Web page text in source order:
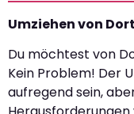
Umziehen von
Du möchtest von
Kein Problem! Der
aufregend sein,